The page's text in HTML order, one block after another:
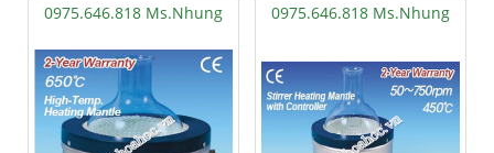
0975.646.818 Ms.Nhung 0975.646.818 Ms.Nhung